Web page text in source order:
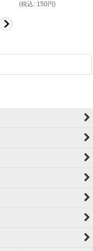
(税込 : 150円)